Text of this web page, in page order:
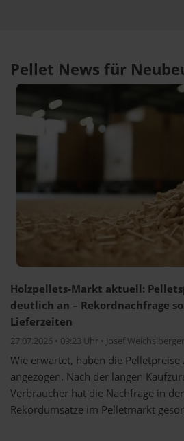
Pellet News für
Holzpellets-Markt aktuell:
deutlich an – Rekordnachfrage
Lieferzeiten
27.07.2026 • 09:23 Uhr • Josef Weichslberger
Wie erwartet, haben die
angezogen. Nach der langen
Verbraucher hat die Nachfrage in
Rekordumsätze im Pelletmarkt